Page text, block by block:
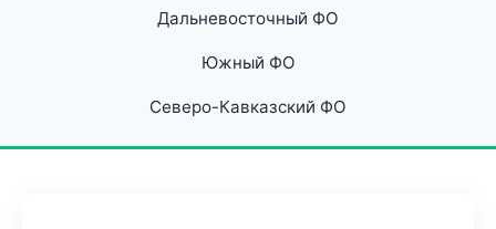
Дальневосточный ФО
Южный ФО
Северо-Кавказский ФО